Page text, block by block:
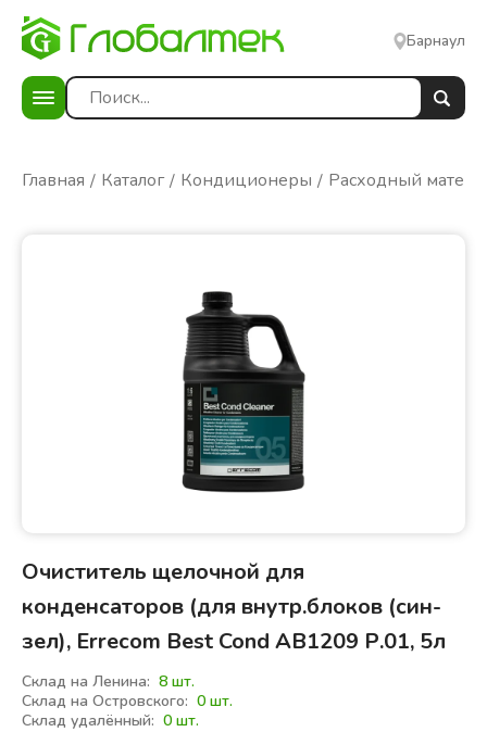
Барнаул
Главная Каталог Кондиционеры Расходный
Очиститель щелочной для
конденсаторов (для внутр.блоков (син-
зел), Errecom Best Cond АВ1209 Р.01, 5л
Склад на Ленина: 8 шт.
Склад на Островского: 0 шт.
Склад удалённый: 0 шт.